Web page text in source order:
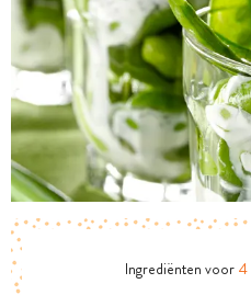
Ingrediënten voor 4